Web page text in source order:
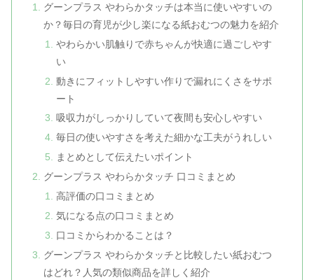
グーンプラス やわらかタッチは本当に使いやすいの
か？毎日の育児が少し楽になる紙おむつの魅力を紹介
やわらかい肌触りで赤ちゃんが快適に過ごしやす
い
動きにフィットしやすい作りで漏れにくさをサポ
ート
吸収力がしっかりしていて夜間も安心しやすい
毎日の使いやすさを考えた細かな工夫がうれしい
まとめとして伝えたいポイント
グーンプラス やわらかタッチ 口コミまとめ
高評価の口コミまとめ
気になる点の口コミまとめ
口コミからわかることは？
グーンプラス やわらかタッチと比較したい紙おむつ
はどれ？人気の類似商品を詳しく紹介